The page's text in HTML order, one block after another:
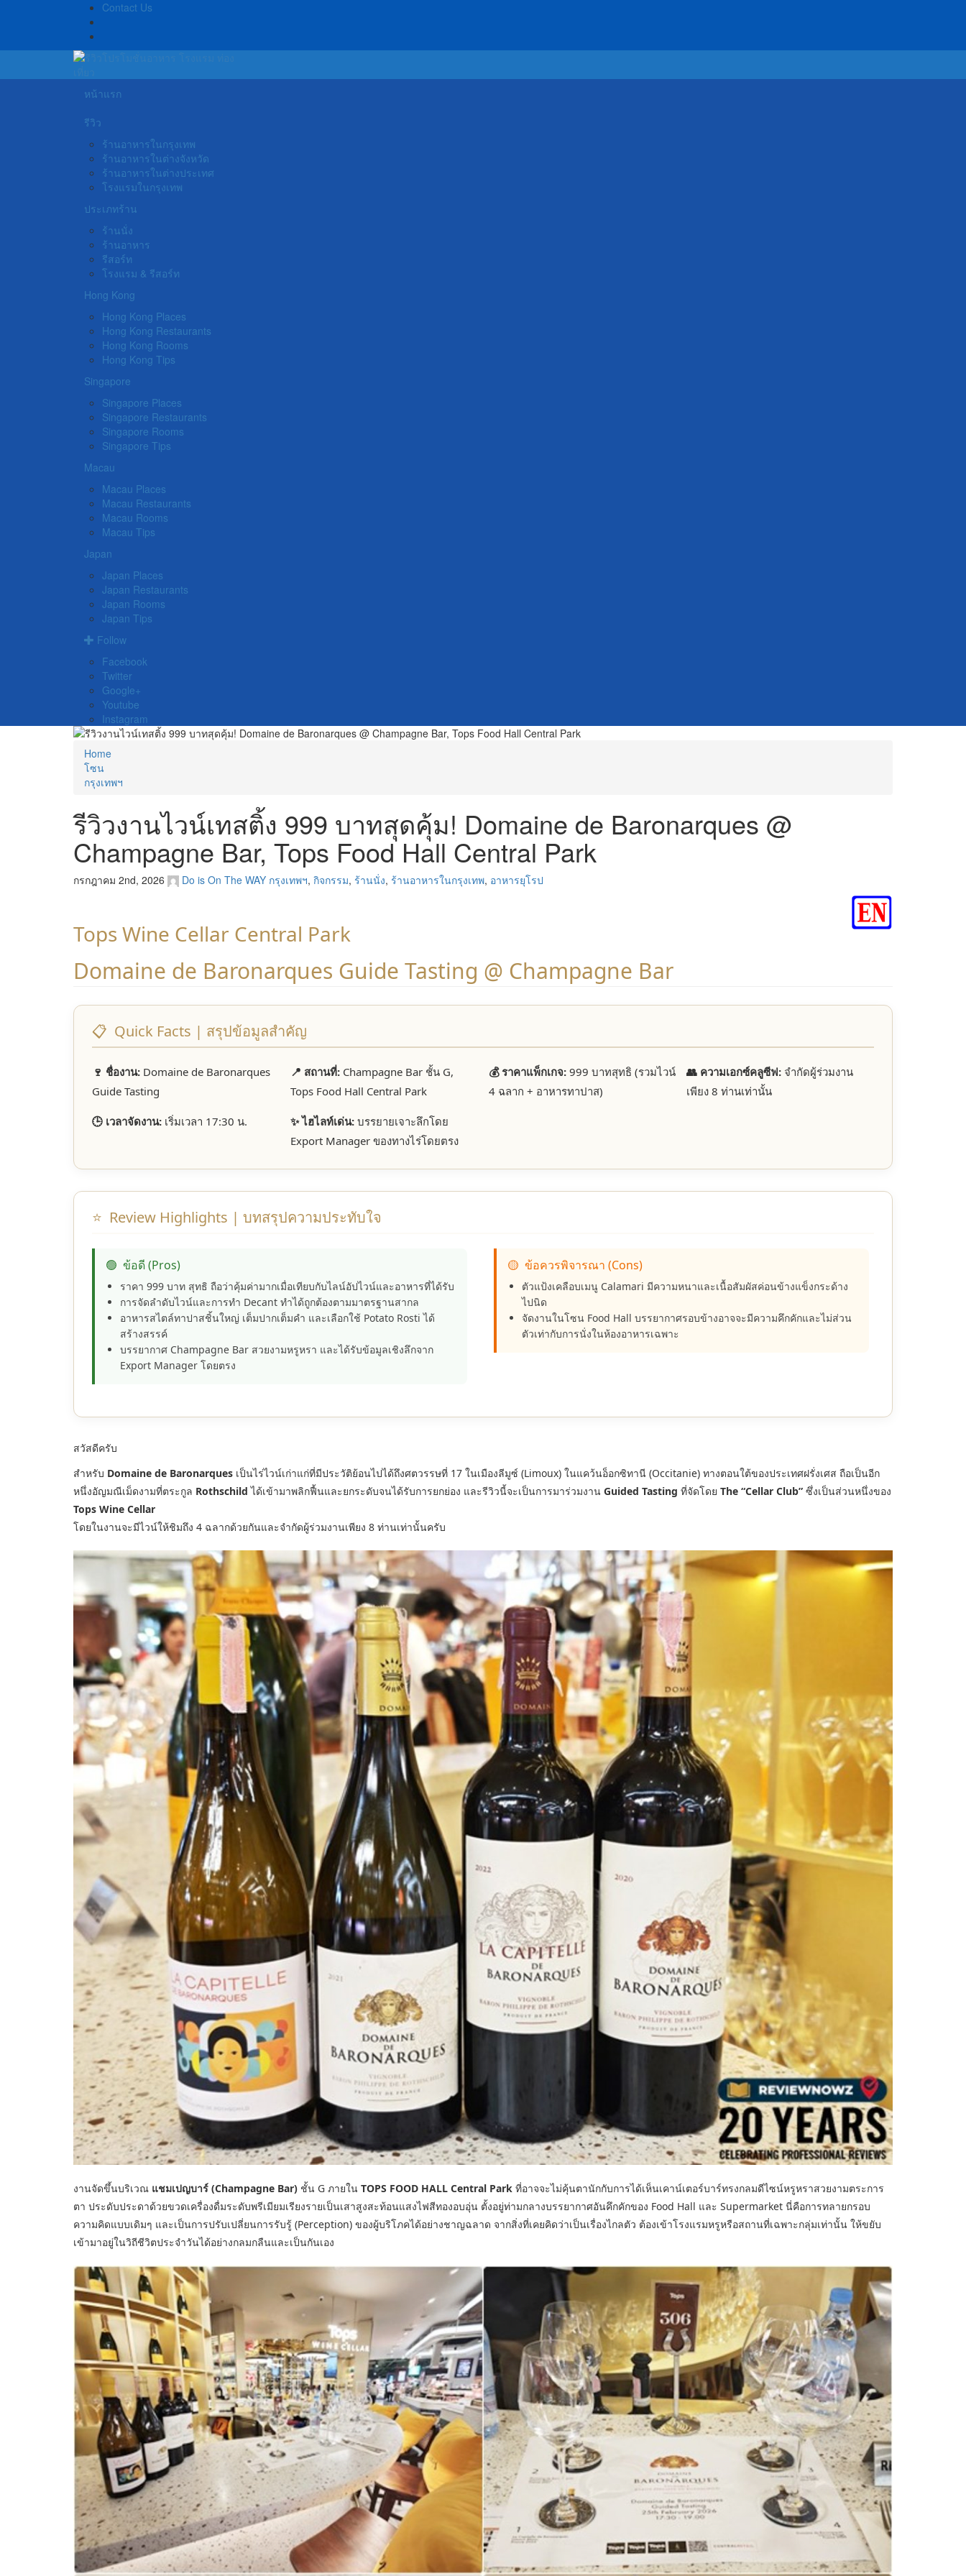
Contact Us
หน้าแรก
รีวิว
ร้านอาหารในกรุงเทพ
ร้านอาหารในต่างจังหวัด
ร้านอาหารในต่างประเทศ
โรงแรมในกรุงเทพ
ประเภทร้าน
ร้านนั่ง
ร้านอาหาร
รีสอร์ท
โรงแรม & รีสอร์ท
Hong Kong
Hong Kong Places
Hong Kong Restaurants
Hong Kong Rooms
Hong Kong Tips
Singapore
Singapore Places
Singapore Restaurants
Singapore Rooms
Singapore Tips
Macau
Macau Places
Macau Restaurants
Macau Rooms
Macau Tips
Japan
Japan Places
Japan Restaurants
Japan Rooms
Japan Tips
Follow
Facebook
Twitter
Google+
Youtube
Instagram
Home
โซน
กรุงเทพฯ
รีวิวงานไวน์เทสติ้ง 999 บาทสุดคุ้ม! Domaine de Baronarques @
Champagne Bar, Tops Food Hall Central Park
กรกฎาคม 2nd, 2026 Do is On The WAY กรุงเทพฯ, กิจกรรม, ร้านนั่ง, ร้านอาหารในกรุงเทพ, อาหารยุโรป
Tops Wine Cellar Central Park
Domaine de Baronarques Guide Tasting @ Champagne Bar
📋 Quick Facts | สรุปข้อมูลสำคัญ
🍷 ชื่องาน: Domaine de Baronarques
Guide Tasting
📍 สถานที่:Champagne Bar ชั้น G,
Tops Food Hall Central Park
💰 ราคาแพ็กเกจ:999 บาทสุทธิ (รวมไวน์
4 ฉลาก + อาหารทาปาส)
👥 ความเอกซ์คลูซีฟ: จำกัดผู้ร่วมงาน
เพียง 8 ท่านเท่านั้น
🕒 เวลาจัดงาน: เริ่มเวลา 17:30 น. ✨ ไฮไลท์เด่น:บรรยายเจาะลึกโดย
Export Manager ของทางไร่โดยตรง
⭐ Review Highlights | บทสรุปความประทับใจ
🟢 ข้อดี (Pros)
ราคา 999 บาท สุทธิ ถือว่าคุ้มค่ามากเมื่อเทียบกับไลน์อัปไวน์และอาหารที่ได้รับ
การจัดลำดับไวน์และการทำ Decant ทำได้ถูกต้องตามมาตรฐานสากล
อาหารสไตล์ทาปาสชิ้นใหญ่ เต็มปากเต็มคำ และเลือกใช้ Potato Rosti ได้
สร้างสรรค์
บรรยากาศ Champagne Bar สวยงามหรูหรา และได้รับข้อมูลเชิงลึกจาก
Export Manager โดยตรง
🟡 ข้อควรพิจารณา (Cons)
ตัวแป้งเคลือบเมนู Calamari มีความหนาและเนื้อสัมผัสค่อนข้างแข็งกระด้าง
ไปนิด
จัดงานในโซน Food Hall บรรยากาศรอบข้างอาจจะมีความคึกคักและไม่ส่วน
ตัวเท่ากับการนั่งในห้องอาหารเฉพาะ
สวัสดีครับ
สำหรับ Domaine de Baronarques เป็นไร่ไวน์เก่าแก่ที่มีประวัติย้อนไปได้ถึงศตวรรษที่ 17 ในเมืองลีมูซ์ (Limoux) ในแคว้นอ็อกซิทานี (Occitanie) ทางตอนใต้ของประเทศฝรั่งเศส ถือเป็นอีก
หนึ่งอัญมณีเม็ดงามที่ตระกูล Rothschild ได้เข้ามาพลิกฟื้นและยกระดับจนได้รับการยกย่อง และรีวิวนี้จะเป็นการมาร่วมงาน Guided Tasting ที่จัดโดย The “Cellar Club” ซึ่งเป็นส่วนหนึ่งของ
Tops Wine Cellar
โดยในงานจะมีไวน์ให้ชิมถึง 4 ฉลากด้วยกันและจำกัดผู้ร่วมงานเพียง 8 ท่านเท่านั้นครับ
งานจัดขึ้นบริเวณ แชมเปญบาร์ (Champagne Bar) ชั้น G ภายใน TOPS FOOD HALL Central Park ที่อาจจะไม่คุ้นตานักกับการได้เห็นเคาน์เตอร์บาร์ทรงกลมดีไซน์หรูหราสวยงามตระการ
ตา ประดับประดาด้วยขวดเครื่องดื่มระดับพรีเมียมเรียงรายเป็นเสาสูงสะท้อนแสงไฟสีทองอบอุ่น ตั้งอยู่ท่ามกลางบรรยากาศอันคึกคักของ Food Hall และ Supermarket นี่คือการทลายกรอบ
ความคิดแบบเดิมๆ และเป็นการปรับเปลี่ยนการรับรู้ (Perception) ของผู้บริโภคได้อย่างชาญฉลาด จากสิ่งที่เคยคิดว่าเป็นเรื่องไกลตัว ต้องเข้าโรงแรมหรูหรือสถานที่เฉพาะกลุ่มเท่านั้น ให้ขยับ
เข้ามาอยู่ในวิถีชีวิตประจำวันได้อย่างกลมกลืนและเป็นกันเอง